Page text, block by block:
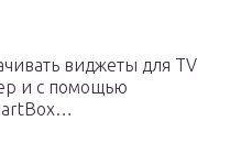
виджеты для TV
и с помощью